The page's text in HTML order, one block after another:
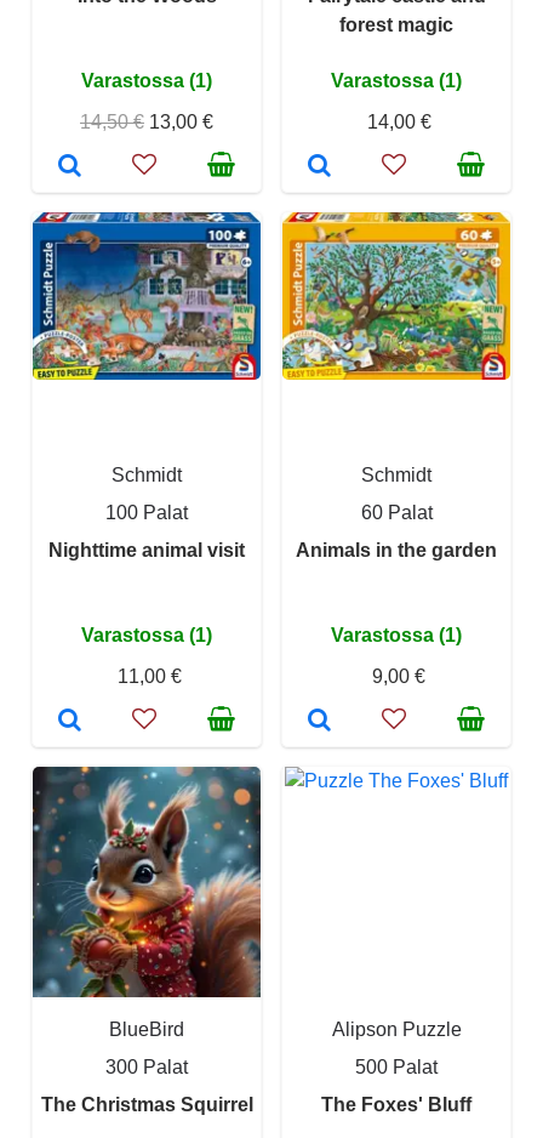
Varastossa (1)
14,50 € 13,00 €
forest magic
Varastossa (1)
14,00 €
Schmidt
100 Palat
Nighttime animal visit
Varastossa (1)
11,00 €
Schmidt
60 Palat
Animals in the garden
Varastossa (1)
9,00 €
BlueBird
300 Palat
The Christmas Squirrel
Alipson Puzzle
500 Palat
The Foxes' Bluff